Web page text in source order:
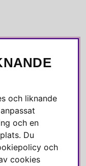
och liknande
och en
Du
och
cookies